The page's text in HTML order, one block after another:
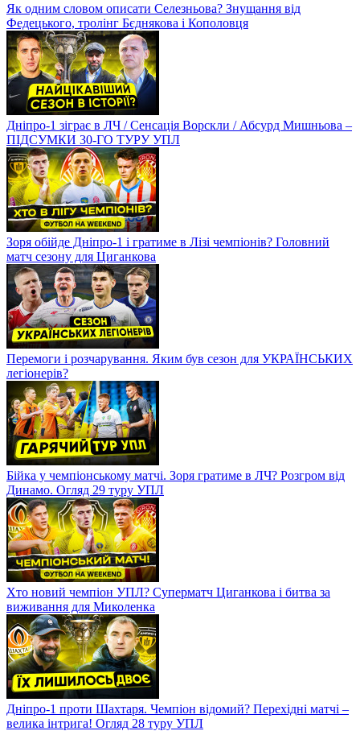
Як одним словом описати Селезньова? Знущання від
Федецького, тролінг Бєднякова і Кополовця
Дніпро-1 зіграє в ЛЧ / Сенсація Ворскли / Абсурд Мишньова –
ПІДСУМКИ 30-ГО ТУРУ УПЛ
Зоря обійде Дніпро-1 і гратиме в Лізі чемпіонів? Головний
матч сезону для Циганкова
Перемоги і розчарування. Яким був сезон для УКРАЇНСЬКИХ
легіонерів?
Бійка у чемпіонському матчі. Зоря гратиме в ЛЧ? Розгром від
Динамо. Огляд 29 туру УПЛ
Хто новий чемпіон УПЛ? Суперматч Циганкова і битва за
виживання для Миколенка
Дніпро-1 проти Шахтаря. Чемпіон відомий? Перехідні матчі –
велика інтрига! Огляд 28 туру УПЛ